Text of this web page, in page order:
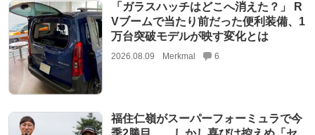
「ガラスハッチはどこへ消えた？」 R
Vブームで当たり前だった便利装備、1
万台突破モデルが映す変化とは
2026.08.09 Merkmal 6
福住仁嶺がスーパーフォーミュラで今